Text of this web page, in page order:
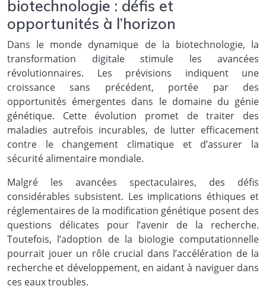
biotechnologie : défis et
opportunités à l’horizon
Dans le monde dynamique de la biotechnologie, la
transformation digitale stimule les avancées
révolutionnaires. Les prévisions indiquent une
croissance sans précédent, portée par des
opportunités émergentes dans le domaine du génie
génétique. Cette évolution promet de traiter des
maladies autrefois incurables, de lutter efficacement
contre le changement climatique et d’assurer la
sécurité alimentaire mondiale.
Malgré les avancées spectaculaires, des défis
considérables subsistent. Les implications éthiques et
réglementaires de la modification génétique posent des
questions délicates pour l’avenir de la recherche.
Toutefois, l’adoption de la biologie computationnelle
pourrait jouer un rôle crucial dans l’accélération de la
recherche et développement, en aidant à naviguer dans
ces eaux troubles.